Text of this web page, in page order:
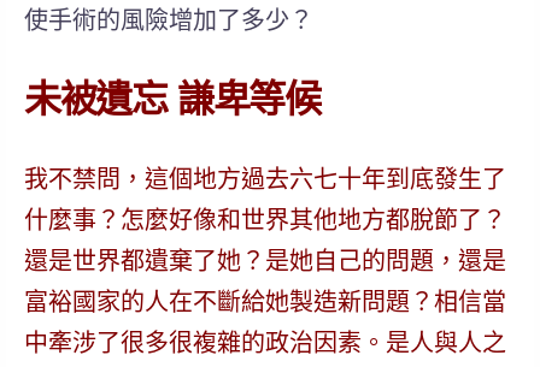
使手術的風險增加了多少？
未被遺忘 謙卑等候
我不禁問，這個地方過去六七十年到底發生了
什麼事？怎麼好像和世界其他地方都脫節了？
還是世界都遺棄了她？是她自己的問題，還是
富裕國家的人在不斷給她製造新問題？相信當
中牽涉了很多很複雜的政治因素。是人與人之